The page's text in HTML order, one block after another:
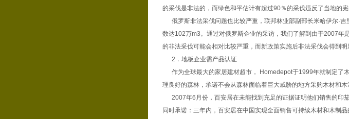
的采伐是非法的，而绿色和平估计有超过90％的采伐违反了当地的宪
俄罗斯非法采伐问题也比较严重，联邦林业部副部长米哈伊尔·
数达102万m3。通过对俄罗斯企业的采访，我们了解到由于2007
的非法采伐可能会相对比较严重，而新政策实施后非法采伐会得到明
2．地板企业需产品认证
作为全球最大的家居建材超市， Homedepot于1999年就制定了
理良好的森林，承诺不会从森林面临着巨大威胁的地方采购木材和木
2007年6月份，百安居在未能找到充足的证据证明他们销售的印
同时承诺：三年内，百安居在中国实现全面销售可持续木材和木制